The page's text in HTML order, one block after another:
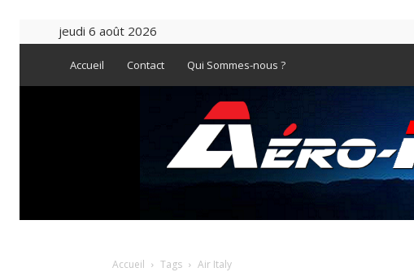
jeudi 6 août 2026
Accueil Contact Qui Sommes-nous ?
Accueil Tags Air Italy